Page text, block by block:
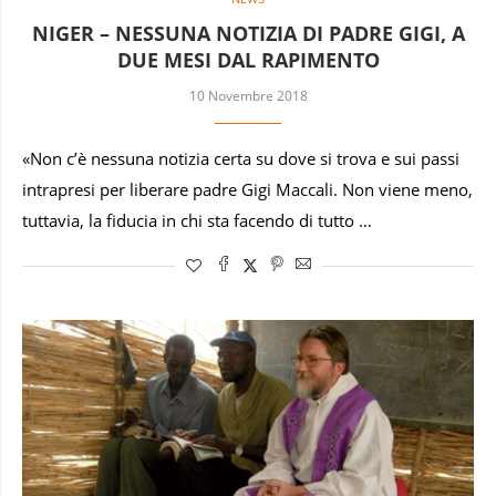
NIGER – NESSUNA NOTIZIA DI PADRE GIGI, A
DUE MESI DAL RAPIMENTO
10 Novembre 2018
«Non c’è nessuna notizia certa su dove si trova e sui passi
intrapresi per liberare padre Gigi Maccali. Non viene meno,
tuttavia, la fiducia in chi sta facendo di tutto …